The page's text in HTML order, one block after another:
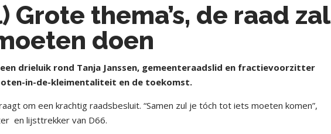
Grote thema’s, de raad zal
doen
drieluik rond Tanja Janssen, gemeenteraadslid en fractievoorzitter
in-de-kleimentaliteit en de toekomst.
om een krachtig raadsbesluit. “Samen zul je tóch tot iets moeten komen”,
en lijsttrekker van D66.